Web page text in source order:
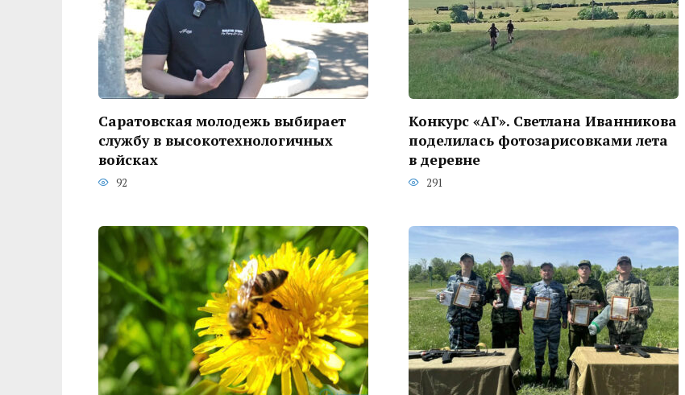
Саратовская молодежь выбирает
службу в высокотехнологичных
войсках
92
Конкурс «АГ». Светлана Иванникова
поделилась фотозарисовками лета
в деревне
291